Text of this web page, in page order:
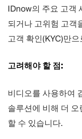
IDnow의 주요 고객
되거나 고위험 고객
고객 확인(KYC)만
고려해야 할 점:
비디오를 사용하여
솔루션에 비해 더
할 수 있습니다.